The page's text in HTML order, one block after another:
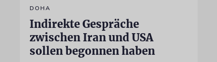
DOHA
Indirekte Gespräche
zwischen Iran und USA
sollen begonnen haben